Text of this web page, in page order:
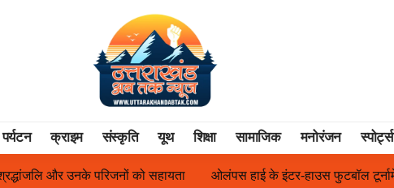
पर्यटन क्राइम संस्कृति यूथ शिक्षा सामाजिक मनोरंजन स्पोर्ट्स
ओलंपस हाई के इंटर-हाउस फुटबॉल टूर्नामेंट में रिग हाउस बना चैंपियन तुलाज़ ने